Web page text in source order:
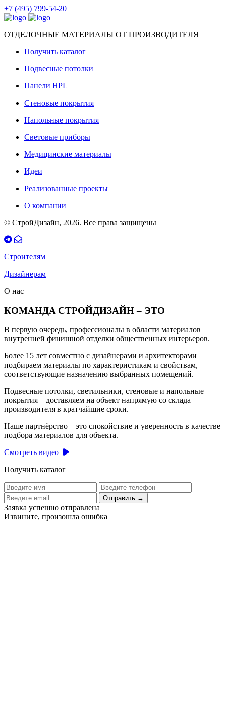
+7 (495) 799-54-20
ОТДЕЛОЧНЫЕ МАТЕРИАЛЫ ОТ ПРОИЗВОДИТЕЛЯ
Получить каталог
Подвесные потолки
Панели HPL
Стеновые покрытия
Напольные покрытия
Световые приборы
Медицинские материалы
Идеи
Реализованные проекты
О компании
© СтройДизайн, 2026. Все права защищены
Строителям
Дизайнерам
О нас
КОМАНДА СТРОЙДИЗАЙН – ЭТО
В первую очередь, профессионалы в области материалов
внутренней финишной отделки общественных интерьеров.
Более 15 лет совместно с дизайнерами и архитекторами
подбираем материалы по характеристикам и свойствам,
соответствующие назначению выбранных помещений.
Подвесные потолки, светильники, стеновые и напольные
покрытия – доставляем на объект напрямую со склада
производителя в кратчайшие сроки.
Наше партнёрство – это спокойствие и уверенность в качестве
подбора материалов для объекта.
Смотреть видео
Получить каталог
Отправить →
Заявка успешно отправлена
Извините, произошла ошибка